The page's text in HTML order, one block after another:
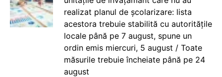
realizat planul de școlarizare: lista
acestora trebuie stabilită cu autoritățile
locale până pe 7 august, spune un
ordin emis miercuri, 5 august / Toate
măsurile trebuie încheiate până pe 24
august